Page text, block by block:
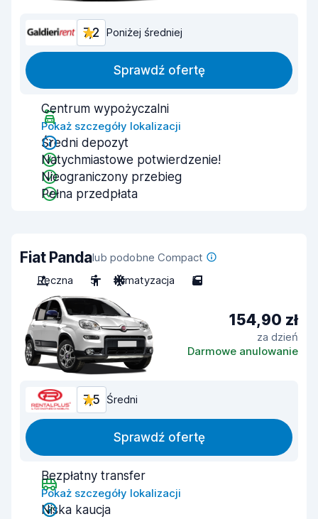
7,2 Poniżej średniej
Sprawdź ofertę
Centrum wypożyczalni
Pokaż szczegóły lokalizacji
Średni depozyt
Natychmiastowe potwierdzenie!
Nieograniczony przebieg
Pełna przedpłata
Fiat Pandalub podobne Compact
Ręczna
5 Klimatyzacja 5
154,90 zł
za dzień
Darmowe anulowanie
7,5 Średni
Sprawdź ofertę
Bezpłatny transfer
Pokaż szczegóły lokalizacji
Niska kaucja